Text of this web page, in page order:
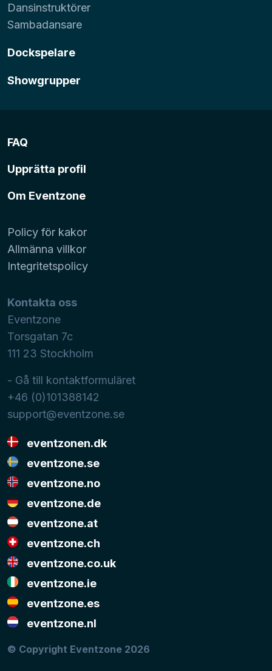
Dansinstruktörer
Sambadansare
Dockspelare
Showgrupper
FAQ
Upprätta profil
Om Eventzone
Policy för kakor
Allmänna villkor
Integritetspolicy
Kontakta oss
Eventzone
Torsgatan 7c
111 23 Stockholm
- Gå till kontaktformuläret
+46 (0)101388142
support@eventzone.se
eventzonen.dk
eventzone.se
eventzone.no
eventzone.de
eventzone.at
eventzone.ch
eventzone.co.uk
eventzone.ie
eventzone.es
eventzone.nl
© Copyright Eventzone 2026